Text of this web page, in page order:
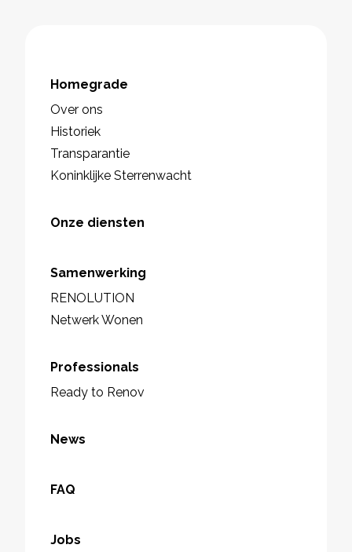
Homegrade
Over ons
Historiek
Transparantie
Koninklijke Sterrenwacht
Onze diensten
Samenwerking
RENOLUTION
Netwerk Wonen
Professionals
Ready to Renov
News
FAQ
Jobs